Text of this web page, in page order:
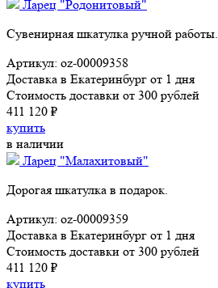
Ларец "Родонитовый"
Сувенирная шкатулка ручной работы.
Артикул: oz-00009358
Доставка в Екатеринбург от 1 дня
Стоимость доставки от 300 рублей
411 120 ₽
купить
в наличии
Ларец "Малахитовый"
Дорогая шкатулка в подарок.
Артикул: oz-00009359
Доставка в Екатеринбург от 1 дня
Стоимость доставки от 300 рублей
411 120 ₽
купить